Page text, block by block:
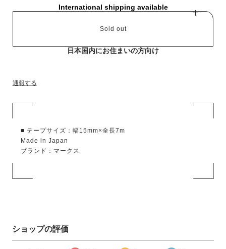
International shipping available
Sold out
日本国内にお住まいの方向け
通報する
■ テープサイズ：幅15mm×全長7m
Made in Japan
ブランド：マークス
ショップの評価